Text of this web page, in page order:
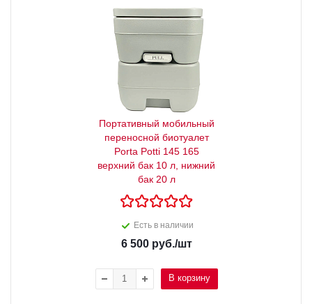
Портативный мобильный
переносной биотуалет
Porta Potti 145 165
верхний бак 10 л, нижний
бак 20 л
Есть в наличии
6 500руб./шт
В корзину